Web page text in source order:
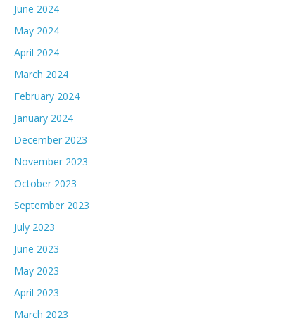
June 2024
May 2024
April 2024
March 2024
February 2024
January 2024
December 2023
November 2023
October 2023
September 2023
July 2023
June 2023
May 2023
April 2023
March 2023